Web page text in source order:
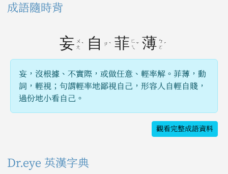
成語隨時背
妄 ㄨ
ㄤ ˋ 自 ㄗ ˋ 菲 ㄈ
ㄟ ˇ 薄 ㄅ
ㄛ ˊ
妄，沒根據、不實際，或做任意、輕率解。菲薄，動
詞，輕視；句謂輕率地鄙視自己，形容人自輕自賤，
過份地小看自己。
觀看完整成語資料
Dr.eye 英漢字典